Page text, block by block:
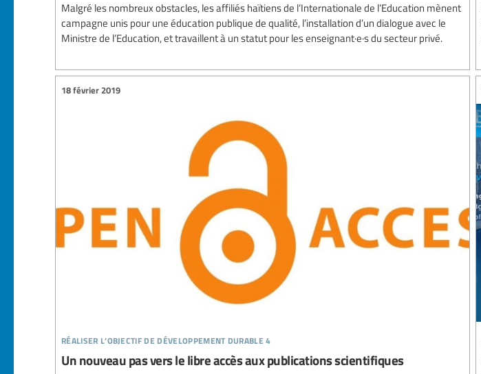
Malgré les nombreux obstacles, les affiliés haïtiens de l’Internationale de l’Education mènent
campagne unis pour une éducation publique de qualité, l’installation d’un dialogue avec le
Ministre de l’Education, et travaillent à un statut pour les enseignant·e·s du secteur privé.
réaliser l’objectif de développement durable 4
18 février 2019
Un nouveau pas vers le libre accès aux publications scientifiques